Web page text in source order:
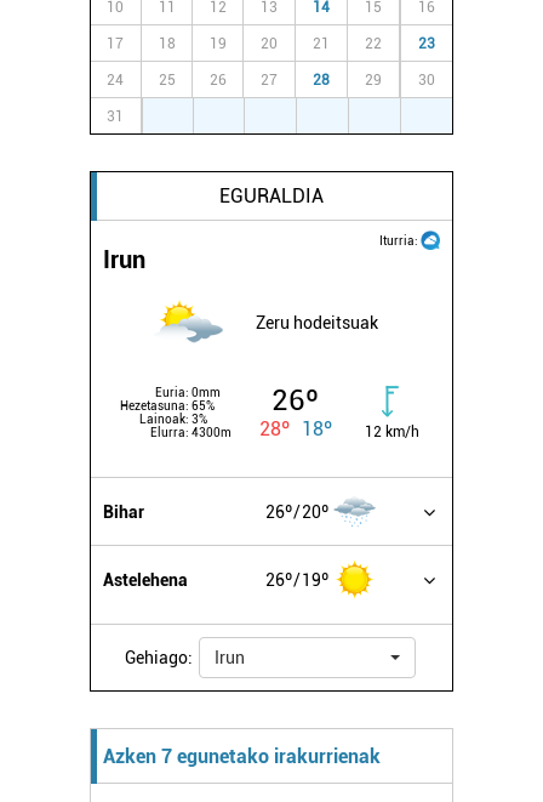
10 11 12 13 14 15 16
17 18 19 20 21 22 23
24 25 26 27 28 29 30
31
EGURALDIA
Iturria:
Irun
Zeru hodeitsuak
Euria: 0mm
Hezetasuna: 65%
Lainoak: 3%
Elurra: 4300m
26º
28º 18º 12 km/h
Bihar 26º 20º
Astelehena 26º 19º
Gehiago: Irun
Azken 7 egunetako irakurrienak